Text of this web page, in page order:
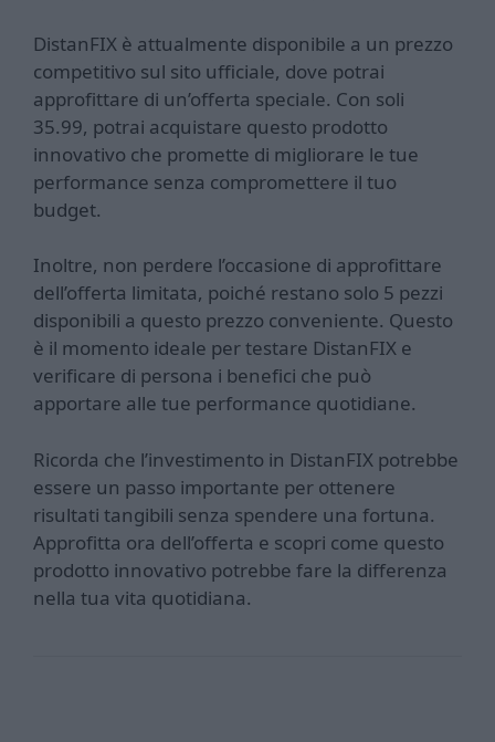
DistanFIX è attualmente disponibile a un prezzo
competitivo sul sito ufficiale, dove potrai
approfittare di un’offerta speciale. Con soli
35.99, potrai acquistare questo prodotto
innovativo che promette di migliorare le tue
performance senza compromettere il tuo
budget.
Inoltre, non perdere l’occasione di approfittare
dell’offerta limitata, poiché restano solo 5 pezzi
disponibili a questo prezzo conveniente. Questo
è il momento ideale per testare DistanFIX e
verificare di persona i benefici che può
apportare alle tue performance quotidiane.
Ricorda che l’investimento in DistanFIX potrebbe
essere un passo importante per ottenere
risultati tangibili senza spendere una fortuna.
Approfitta ora dell’offerta e scopri come questo
prodotto innovativo potrebbe fare la differenza
nella tua vita quotidiana.